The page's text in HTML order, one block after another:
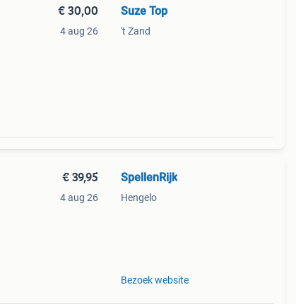
€ 30,00
4 aug 26
Suze Top
't Zand
€ 39,95
4 aug 26
SpellenRijk
Hengelo
Bezoek website